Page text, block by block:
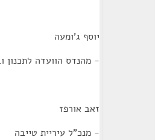
יוסף ג'ומעה
- מהנדס הוועדה לתכנון
זאב אורפז
- מנכ"ל עיריית טייבה